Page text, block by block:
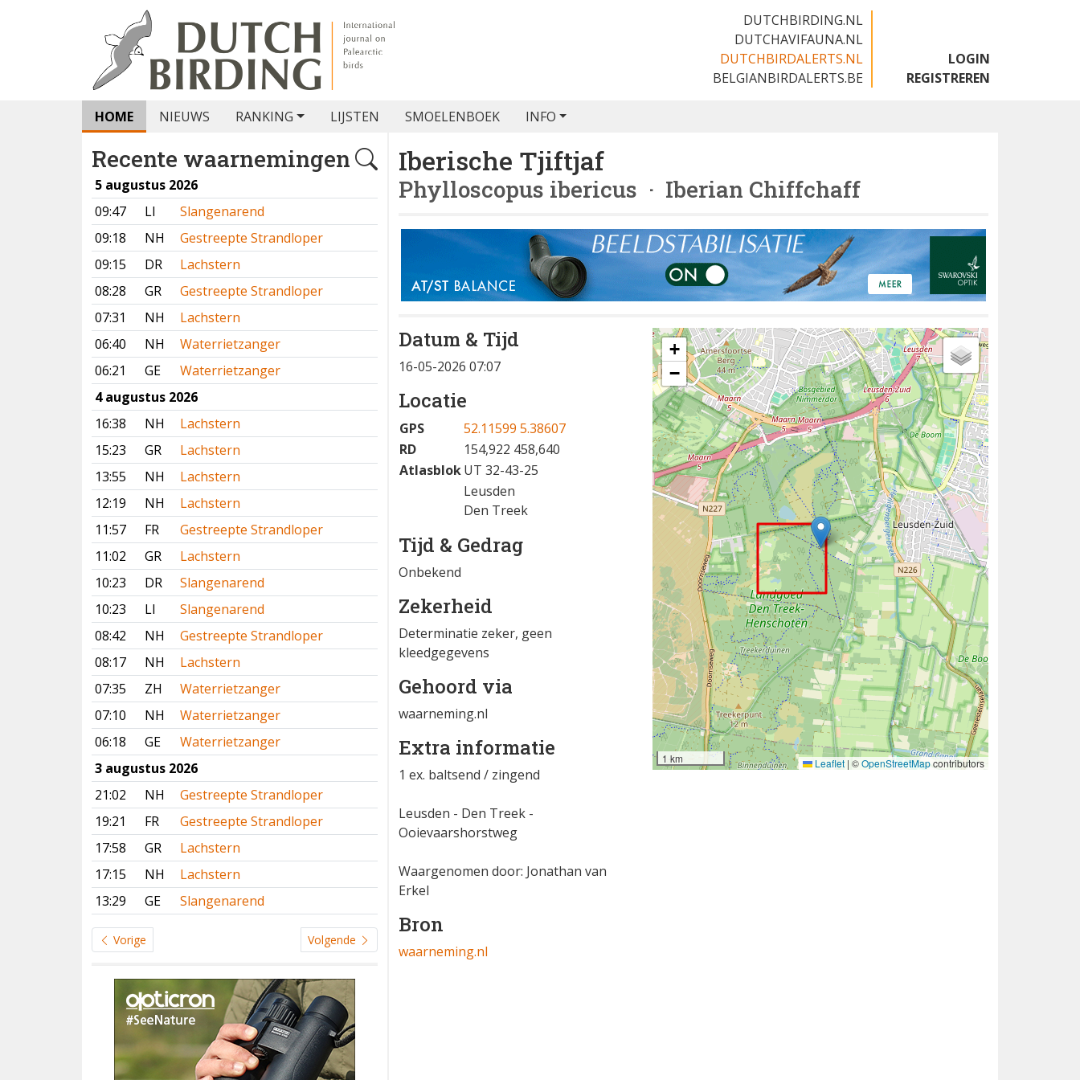
DUTCHBIRDING.NL
DUTCHAVIFAUNA.NL
DUTCHBIRDALERTS.NL
BELGIANBIRDALERTS.BE
LOGIN
REGISTREREN
HOME NIEUWS RANKING LIJSTEN SMOELENBOEK INFO
Recente waarnemingen
5 augustus 2026
09:47
LI
Slangenarend
09:18
NH
Gestreepte Strandloper
09:15
DR
Lachstern
08:28
GR
Gestreepte Strandloper
07:31
NH
Lachstern
06:40
NH
Waterrietzanger
06:21
GE
Waterrietzanger
4 augustus 2026
16:38
NH
Lachstern
15:23
GR
Lachstern
13:55
NH
Lachstern
12:19
NH
Lachstern
11:57
FR
Gestreepte Strandloper
11:02
GR
Lachstern
10:23
DR
Slangenarend
10:23
LI
Slangenarend
08:42
NH
Gestreepte Strandloper
08:17
NH
Lachstern
07:35
ZH
Waterrietzanger
07:10
NH
Waterrietzanger
06:18
GE
Waterrietzanger
3 augustus 2026
21:02
NH
Gestreepte Strandloper
19:21
FR
Gestreepte Strandloper
17:58
GR
Lachstern
17:15
NH
Lachstern
13:29
GE Slangenarend
Vorige Volgende
Iberische Tjiftjaf
Phylloscopus ibericus · Iberian Chiffchaff
Datum & Tijd
16-05-2026 07:07
Locatie
GPS
52.11599 5.38607
RD
154,922 458,640
AtlasblokUT 32-43-25
Leusden
Den Treek
Tijd & Gedrag
Onbekend
Zekerheid
Determinatie zeker, geen
kleedgegevens
Gehoord via
waarneming.nl
Extra informatie
1 ex. baltsend / zingend
Leusden - Den Treek -
Ooievaarshorstweg
Waargenomen door: Jonathan van
Erkel
Bron
waarneming.nl
+
−
1 km Leaflet | ©OpenStreetMapcontributors